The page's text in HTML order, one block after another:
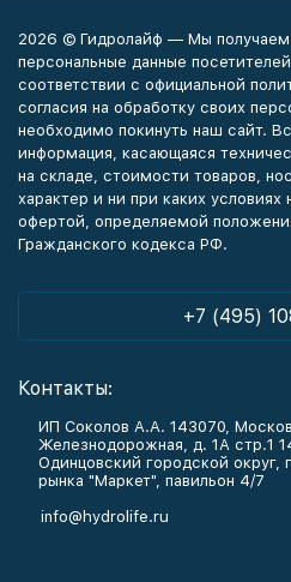
2026 © Гидролайф — Мы получаем
персональные данные
соответствии с официальной
согласия на обработку своих
необходимо покинуть наш сайт.
информация, касающаяся
на складе, стоимости товаров,
характер и ни при каких условиях
офертой, определяемой
Гражданского кодекса РФ.
+7 (495)
Контакты:
ИП Соколов А.А. 143070,
Железнодорожная, д. 1А стр.1
Одинцовский городской округ,
рынка "Маркет", павильон 4/7
info@hydrolife.ru